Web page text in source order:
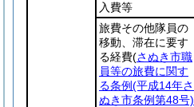
入費等
旅費その他隊員の
移動、滞在に要す
る経費(さぬき市職
員等の旅費に関す
る条例(平成14年さ
ぬき市条例第48号)